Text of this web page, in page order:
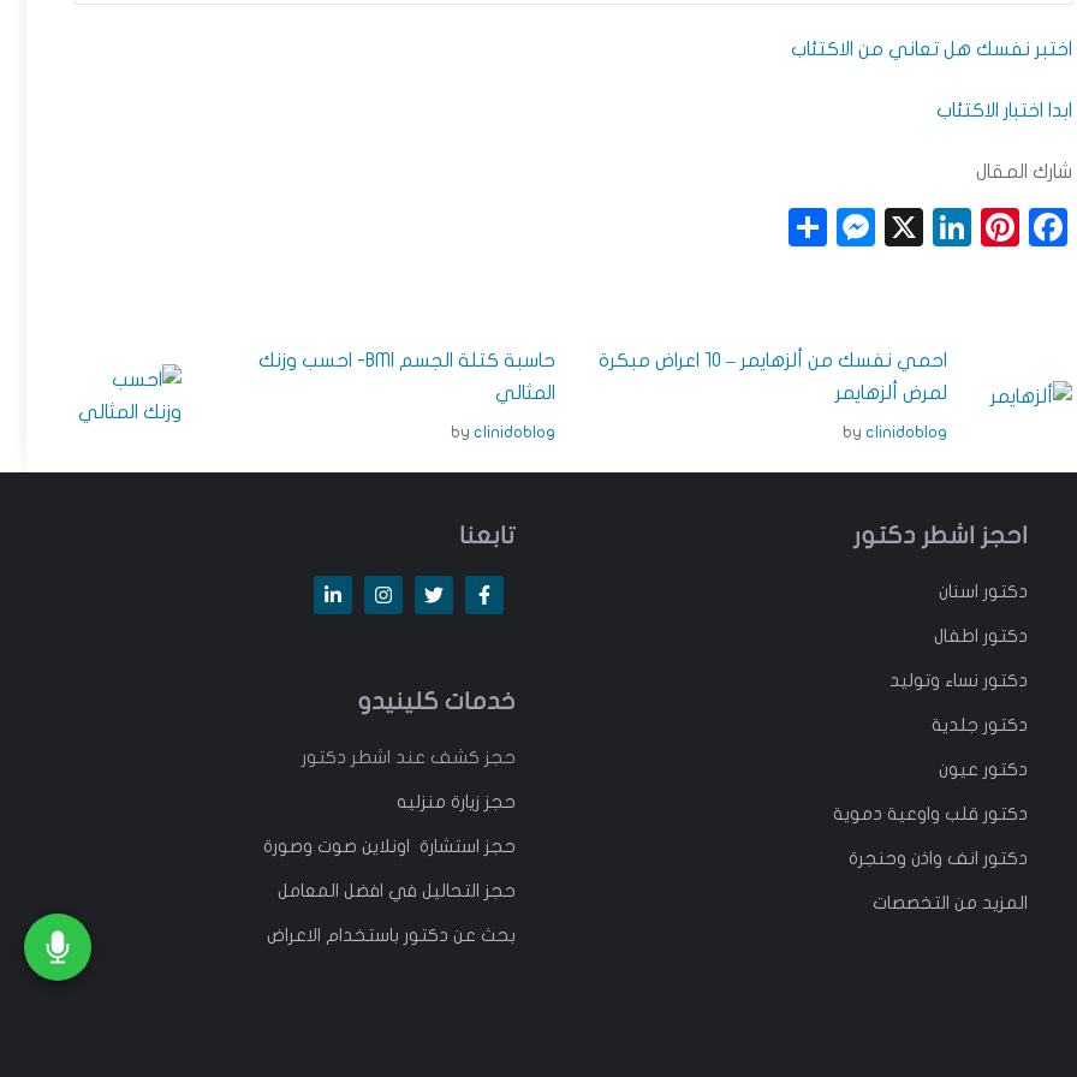
اختبر نفسك هل تعاني من الاكتئاب
ابدا اختبار الاكتئاب
شارك المقال
F
b
o
Pi
Li
dI
n
X
M
n
r
e
احمي نفسك من ألزهايمر – 10 اعراض مبكرة
لمرض ألزهايمر
byclinidoblog
حاسبة كتلة الجسم BMI- احسب وزنك
المثالي
by clinidoblog
احجز اشطر دكتور
دكتور اسنان
دكتور اطفال
دكتور نساء وتوليد
دكتور جلدية
دكتور عيون
دكتور قلب واوعية دموية
دكتور انف واذن وحنجرة
المزيد من التخصصات
تابعنا
خدمات كلينيدو
حجز كشف عند اشطر دكتور
حجز زيارة منزليه
حجز استشارة اونلاين صوت وصورة
حجز التحاليل في افضل المعامل
بحث عن دكتور باستخدام الاعراض